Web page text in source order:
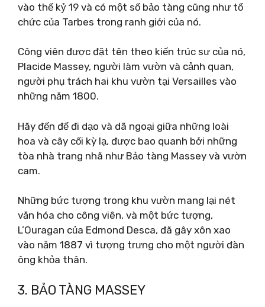
vào thế kỷ 19 và có một số bảo tàng cũng như tổ
chức của Tarbes trong ranh giới của nó.
Công viên được đặt tên theo kiến ​​trúc sư của nó,
Placide Massey, người làm vườn và cảnh quan,
người phụ trách hai khu vườn tại Versailles vào
những năm 1800.
Hãy đến để đi dạo và dã ngoại giữa những loài
hoa và cây cối kỳ lạ, được bao quanh bởi những
tòa nhà trang nhã như Bảo tàng Massey và vườn
cam.
Những bức tượng trong khu vườn mang lại nét
văn hóa cho công viên, và một bức tượng,
L’Ouragan của Edmond Desca, đã gây xôn xao
vào năm 1887 vì tượng trưng cho một người đàn
ông khỏa thân.
3. BẢO TÀNG MASSEY